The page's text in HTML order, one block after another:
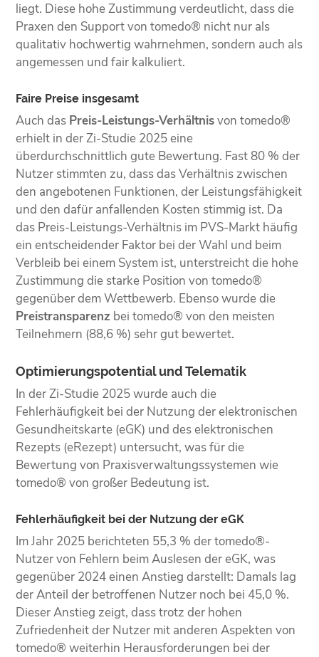
liegt. Diese hohe Zustimmung verdeutlicht, dass die
Praxen den Support von tomedo® nicht nur als
qualitativ hochwertig wahrnehmen, sondern auch als
angemessen und fair kalkuliert.
Faire Preise insgesamt
Auch das Preis-Leistungs-Verhältnisvon tomedo®
erhielt in der Zi-Studie 2025 eine
überdurchschnittlich gute Bewertung. Fast 80 % der
Nutzer stimmten zu, dass das Verhältnis zwischen
den angebotenen Funktionen, der Leistungsfähigkeit
und den dafür anfallenden Kosten stimmig ist. Da
das Preis-Leistungs-Verhältnis im PVS-Markt häufig
ein entscheidender Faktor bei der Wahl und beim
Verbleib bei einem System ist, unterstreicht die hohe
Zustimmung die starke Position von tomedo®
gegenüber dem Wettbewerb. Ebenso wurde die
Preistransparenz bei tomedo® von den meisten
Teilnehmern (88,6 %) sehr gut bewertet.
Optimierungspotential und Telematik
In der Zi-Studie 2025 wurde auch die
Fehlerhäufigkeit bei der Nutzung der elektronischen
Gesundheitskarte (eGK) und des elektronischen
Rezepts (eRezept) untersucht, was für die
Bewertung von Praxisverwaltungssystemen wie
tomedo® von großer Bedeutung ist.
Fehlerhäufigkeit bei der Nutzung der eGK
Im Jahr 2025 berichteten 55,3 % der tomedo®-
Nutzer von Fehlern beim Auslesen der eGK, was
gegenüber 2024 einen Anstieg darstellt: Damals lag
der Anteil der betroffenen Nutzer noch bei 45,0 %.
Dieser Anstieg zeigt, dass trotz der hohen
Zufriedenheit der Nutzer mit anderen Aspekten von
tomedo® weiterhin Herausforderungen bei der